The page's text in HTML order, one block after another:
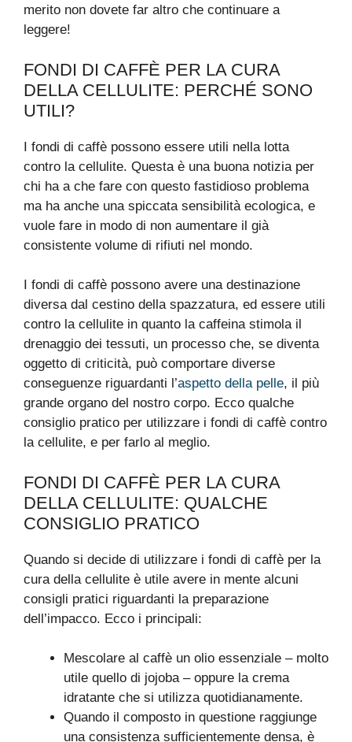
merito non dovete far altro che continuare a
leggere!
FONDI DI CAFFÈ PER LA CURA
DELLA CELLULITE: PERCHÉ SONO
UTILI?
I fondi di caffè possono essere utili nella lotta
contro la cellulite. Questa è una buona notizia per
chi ha a che fare con questo fastidioso problema
ma ha anche una spiccata sensibilità ecologica, e
vuole fare in modo di non aumentare il già
consistente volume di rifiuti nel mondo.
I fondi di caffè possono avere una destinazione
diversa dal cestino della spazzatura, ed essere utili
contro la cellulite in quanto la caffeina stimola il
drenaggio dei tessuti, un processo che, se diventa
oggetto di criticità, può comportare diverse
conseguenze riguardanti l’aspetto della pelle, il più
grande organo del nostro corpo. Ecco qualche
consiglio pratico per utilizzare i fondi di caffè contro
la cellulite, e per farlo al meglio.
FONDI DI CAFFÈ PER LA CURA
DELLA CELLULITE: QUALCHE
CONSIGLIO PRATICO
Quando si decide di utilizzare i fondi di caffè per la
cura della cellulite è utile avere in mente alcuni
consigli pratici riguardanti la preparazione
dell’impacco. Ecco i principali:
Mescolare al caffè un olio essenziale – molto
utile quello di jojoba – oppure la crema
idratante che si utilizza quotidianamente.
Quando il composto in questione raggiunge
una consistenza sufficientemente densa, è